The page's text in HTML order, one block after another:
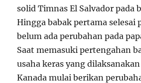
solid Timnas El Salvador pada
Hingga babak pertama selesai
belum ada perubahan pada
Saat memasuki pertengahan
usaha keras yang
Kanada mulai berikan